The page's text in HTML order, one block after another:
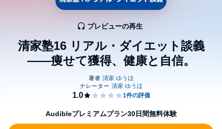
清家塾16 リアル・ダイエット談義
――痩せて獲得、健康と自信。
プレビューの再生
Audibleプレミアムプラン30日間無料体験